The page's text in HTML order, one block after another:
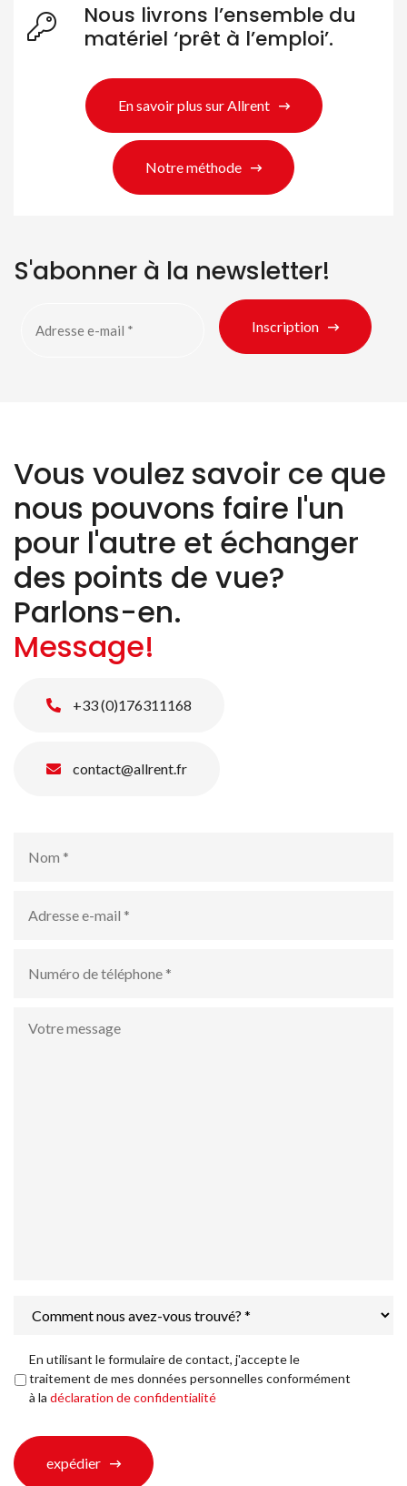
Nous livrons l’ensemble du
matériel ‘prêt à l’emploi’.
En savoir plus sur Allrent
Notre méthode
S'abonner à la newsletter!
Inscription
Vous voulez savoir ce que
nous pouvons faire l'un
pour l'autre et échanger
des points de vue?
Parlons-en.
Message!
+33 (0)176311168
contact@allrent.fr
message
nous
vous
trouvé?
*
Déclaration
de
confidentialité
En utilisant le formulaire de contact, j'accepte le
traitement de mes données personnelles conformément
à la déclaration de confidentialité
expédier
Rechercher des produits